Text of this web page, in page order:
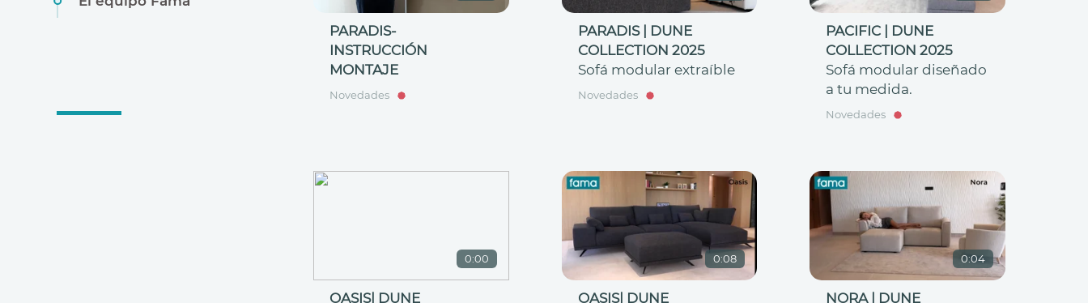
PARADIS-
INSTRUCCIÓN
MONTAJE
Novedades
PARADIS | DUNE
COLLECTION 2025
Sofá modular extraíble
Novedades
PACIFIC | DUNE
COLLECTION 2025
Sofá modular diseñado
a tu medida.
Novedades
0:00
OASIS| DUNE
0:08
OASIS| DUNE
0:04
NORA | DUNE